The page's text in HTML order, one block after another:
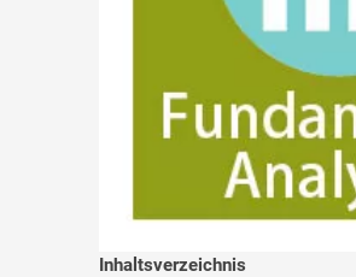
Inhaltsverzeichnis